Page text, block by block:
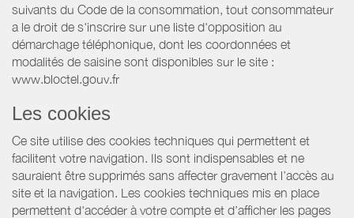
suivants du Code de la consommation, tout consommateur
a le droit de s'inscrire sur une liste d'opposition au
démarchage téléphonique, dont les coordonnées et
modalités de saisine sont disponibles sur le site :
www.bloctel.gouv.fr
Les cookies
Ce site utilise des cookies techniques qui permettent et
facilitent votre navigation. Ils sont indispensables et ne
sauraient être supprimés sans affecter gravement l’accès au
site et la navigation. Les cookies techniques mis en place
permettent d'accéder à votre compte et d’afficher les pages